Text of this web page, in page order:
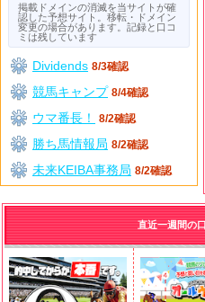
掲載ドメインの消滅を当サイトが確
認した予想サイト。移転・ドメイン
変更の場合があります。記録と口コ
ミは残しています
Dividends 8/3確認
競馬キャンプ 8/4確認
ウマ番長！ 8/2確認
勝ち馬情報局 8/2確認
未来KEIBA事務局 8/2確認
直近一週間の